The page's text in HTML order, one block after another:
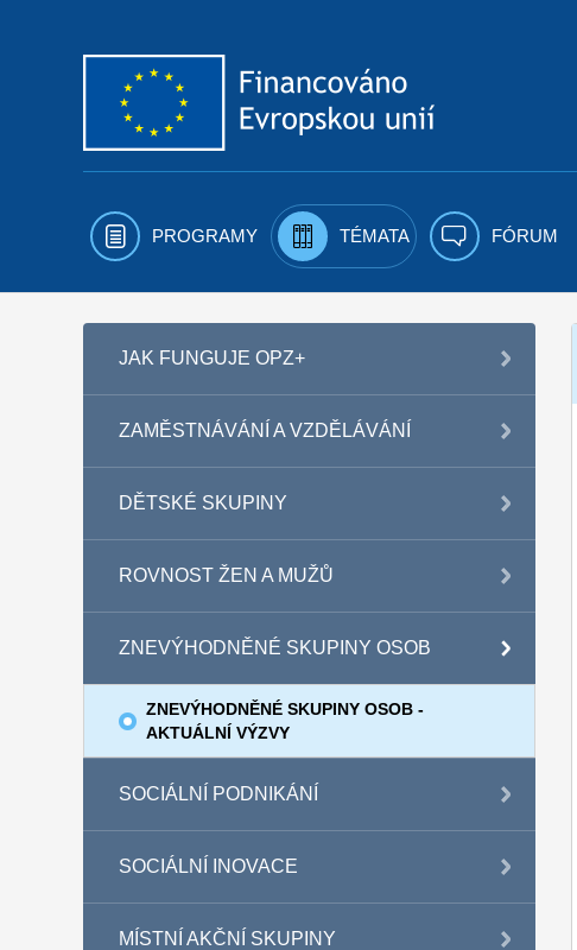
PROGRAMY TÉMATA FÓRUM
JAK FUNGUJE OPZ+
ZAMĚSTNÁVÁNÍ A VZDĚLÁVÁNÍ
DĚTSKÉ SKUPINY
ROVNOST ŽEN A MUŽŮ
ZNEVÝHODNĚNÉ SKUPINY OSOB
ZNEVÝHODNĚNÉ SKUPINY OSOB -
AKTUÁLNÍ VÝZVY
SOCIÁLNÍ PODNIKÁNÍ
SOCIÁLNÍ INOVACE
MÍSTNÍ AKČNÍ SKUPINY